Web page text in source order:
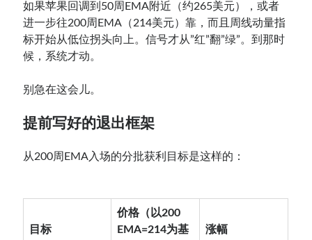
如果苹果回调到50周EMA附近（约265美元），或者
进一步往200周EMA（214美元）靠，而且周线动量指
标开始从低位拐头向上。信号才从”红”翻”绿”。到那时
候，系统才动。
别急在这会儿。
提前写好的退出框架
从200周EMA入场的分批获利目标是这样的：
目标
价格（以200
EMA=214为基
涨幅